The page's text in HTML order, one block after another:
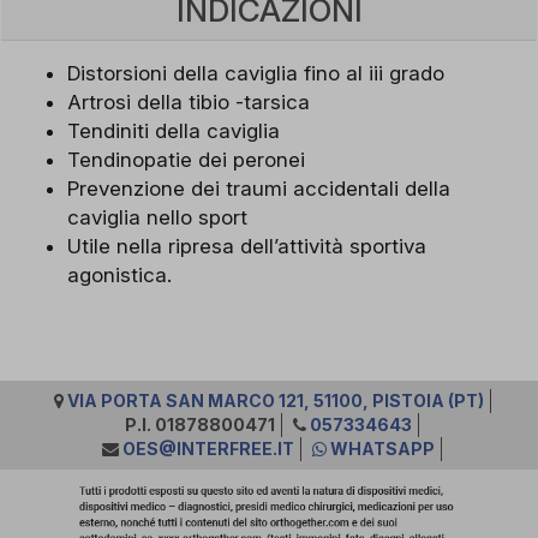
INDICAZIONI
Distorsioni della caviglia fino al iii grado
Artrosi della tibio -tarsica
Tendiniti della caviglia
Tendinopatie dei peronei
Prevenzione dei traumi accidentali della
caviglia nello sport
Utile nella ripresa dell’attività sportiva
agonistica.
VIA PORTA SAN MARCO 121, 51100, PISTOIA (PT)
P.I. 01878800471
057334643
OES@INTERFREE.IT
WHATSAPP